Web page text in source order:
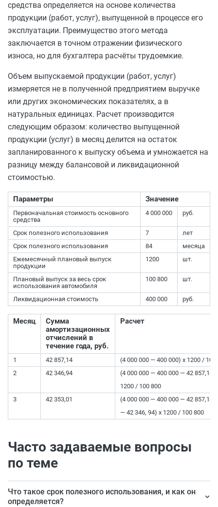
средства определяется на основе количества
продукции (работ, услуг), выпущенной в процессе его
эксплуатации. Преимущество этого метода
заключается в точном отражении физического
износа, но для бухгалтера расчёты трудоемкие.
Объем выпускаемой продукции (работ, услуг)
измеряется не в полученной предприятием выручке
или других экономических показателях, а в
натуральных единицах. Расчет производится
следующим образом: количество выпущенной
продукции (услуг) в месяц делится на остаток
запланированного к выпуску объема и умножается на
разницу между балансовой и ликвидационной
стоимостью.
Параметры Значение
Первоначальная стоимость основного
средства
4 000 000 руб.
Срок полезного использования 7
лет
Срок полезного использования
84
месяца
Ежемесячный плановый выпуск
продукции
1200 шт.
Плановый выпуск за весь срок
использования автомобиля
100 800 шт.
Ликвидационная стоимость 400 000 руб.
Месяц
Сумма
амортизационных
отчислений в
течение года, руб.
Расчет
1 42 857,14
(4 000 000 — 400 000) х 1200 / 100
2
42 346,94
(4 000 000 — 400 000 — 42 857,14)
1200 / 100 800
3
42 353,01
(4 000 000 — 400 000 — 42 857,14
— 42 346, 94) х 1200 / 100 800
Часто задаваемые вопросы
по теме
Что такое срок полезного использования, и как он
определяется?